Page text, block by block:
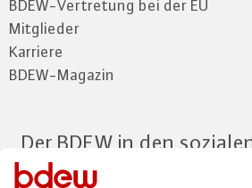
BDEW-Vertretung bei der EU
Mitglieder
Karriere
BDEW-Magazin
Der BDEW in den